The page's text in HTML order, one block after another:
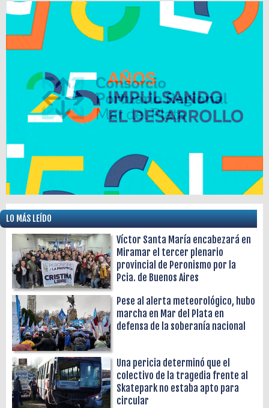
LO MÁS LEÍDO
Víctor Santa María encabezará en
Miramar el tercer plenario
provincial de Peronismo por la
Pcia. de Buenos Aires
Pese al alerta meteorológico, hubo
marcha en Mar del Plata en
defensa de la soberanía nacional
Una pericia determinó que el
colectivo de la tragedia frente al
Skatepark no estaba apto para
circular